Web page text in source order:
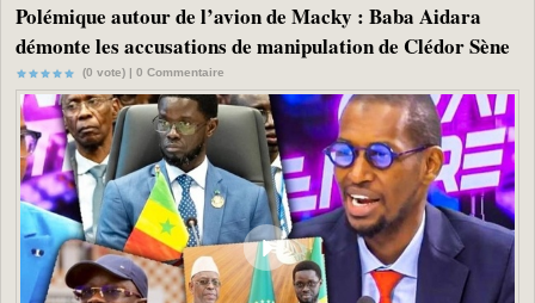
Polémique autour de l’avion de Macky : Baba Aidara
démonte les accusations de manipulation de Clédor Sène
(0 vote) | 0 Commentaire